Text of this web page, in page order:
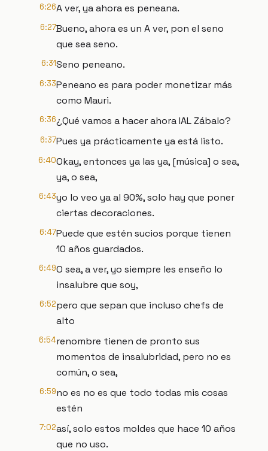
6:26A ver, ya ahora es peneana.
6:27Bueno, ahora es un A ver, pon el seno
que sea seno.
6:31Seno peneano.
6:33Peneano es para poder monetizar más
como Mauri.
6:36¿Qué vamos a hacer ahora IAL Zábalo?
6:37Pues ya prácticamente ya está listo.
6:40Okay, entonces ya las ya, [música] o sea,
ya, o sea,
6:43yo lo veo ya al 90%, solo hay que poner
ciertas decoraciones.
6:47Puede que estén sucios porque tienen
10 años guardados.
6:49O sea, a ver, yo siempre les enseño lo
insalubre que soy,
6:52pero que sepan que incluso chefs de
alto
6:54renombre tienen de pronto sus
momentos de insalubridad, pero no es
común, o sea,
6:59no es no es que todo todas mis cosas
estén
7:02así, solo estos moldes que hace 10 años
que no uso.